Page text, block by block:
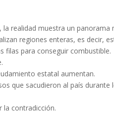
la realidad muestra un
regiones enteras, es decir,
filas para conseguir combustible.
estatal aumentan.
que sacudieron al país
la contradicción.